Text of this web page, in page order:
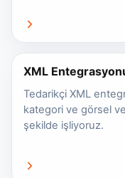
XML
Tedarikçi XML
kategori ve görsel
şekilde işliyoruz.